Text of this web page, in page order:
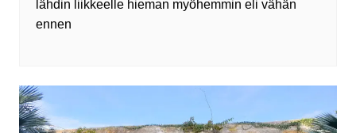
lähdin liikkeelle hieman myöhemmin eli vähän
ennen